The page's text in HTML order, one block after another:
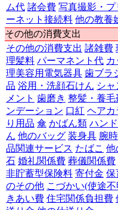
ム代 諸会費 写真撮影・プ
ーネット接続料 他の教養
その他の消費支出
その他の消費支出 諸雑費
理髪料 パーマネント代
理美容用電気器具 歯ブラ
品 浴用・洗顔石けん シャ
メント 歯磨き 整髪・養毛
ンデーション 口紅 ヘアカ
り用品 傘 かばん類 ハン
ん 他のバッグ 装身具 腕
品関連サービス たばこ 他
石 婚礼関係費 葬儀関係費
非貯蓄型保険料 寄付金 保
のその他 こづかい(使途
きあい費 住宅関係負担費